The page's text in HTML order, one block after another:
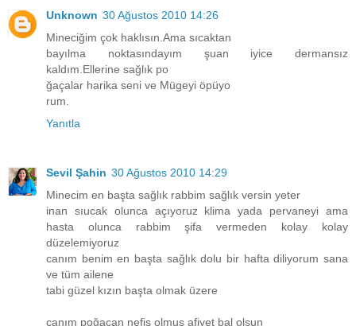
Unknown 30 Ağustos 2010 14:26
Mineciğim çok haklısın.Ama sıcaktan
bayılma noktasındayım şuan iyice dermansız
kaldım.Ellerine sağlık po
ğaçalar harika seni ve Mügeyi öpüyo
rum.
Yanıtla
Sevil Şahin 30 Ağustos 2010 14:29
Minecim en başta sağlık rabbim sağlık versin yeter
inan sıucak olunca açıyoruz klima yada pervaneyi ama
hasta olunca rabbim şifa vermeden kolay kolay
düzelemiyoruz
canım benim en başta sağlık dolu bir hafta diliyorum sana
ve tüm ailene
tabi güzel kızın başta olmak üzere
canım poğaçan nefis olmuş afiyet bal olsun